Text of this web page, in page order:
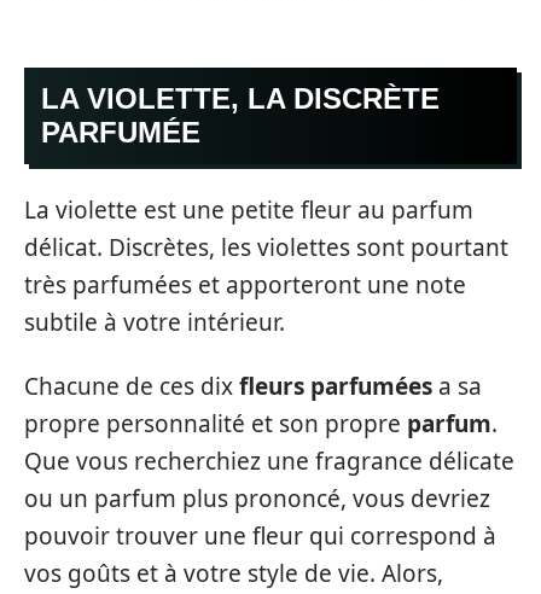
LA VIOLETTE, LA DISCRÈTE
PARFUMÉE
La violette est une petite fleur au parfum
délicat. Discrètes, les violettes sont pourtant
très parfumées et apporteront une note
subtile à votre intérieur.
Chacune de ces dixfleurs parfumées a sa
propre personnalité et son propre parfum.
Que vous recherchiez une fragrance délicate
ou un parfum plus prononcé, vous devriez
pouvoir trouver une fleur qui correspond à
vos goûts et à votre style de vie. Alors,